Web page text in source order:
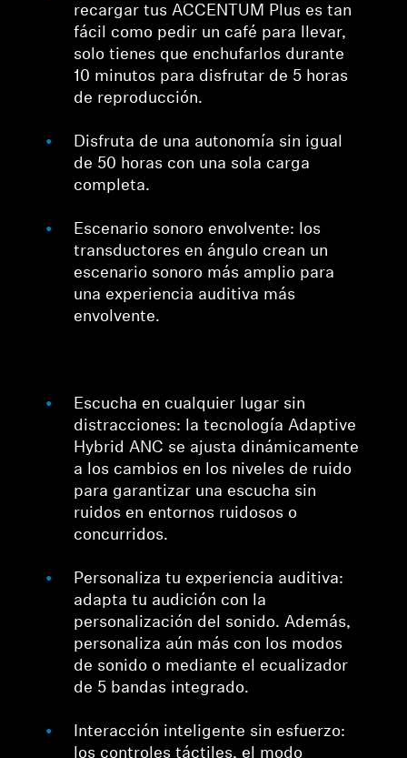
recargar tus ACCENTUM Plus es tan
fácil como pedir un café para llevar,
solo tienes que enchufarlos durante
10 minutos para disfrutar de 5 horas
de reproducción.
Disfruta de una autonomía sin igual
de 50 horas con una sola carga
completa.
Escenario sonoro envolvente: los
transductores en ángulo crean un
escenario sonoro más amplio para
una experiencia auditiva más
envolvente.
Escucha en cualquier lugar sin
distracciones: la tecnología Adaptive
Hybrid ANC se ajusta dinámicamente
a los cambios en los niveles de ruido
para garantizar una escucha sin
ruidos en entornos ruidosos o
concurridos.
Personaliza tu experiencia auditiva:
adapta tu audición con la
personalización del sonido. Además,
personaliza aún más con los modos
de sonido o mediante el ecualizador
de 5 bandas integrado.
Interacción inteligente sin esfuerzo:
los controles táctiles, el modo